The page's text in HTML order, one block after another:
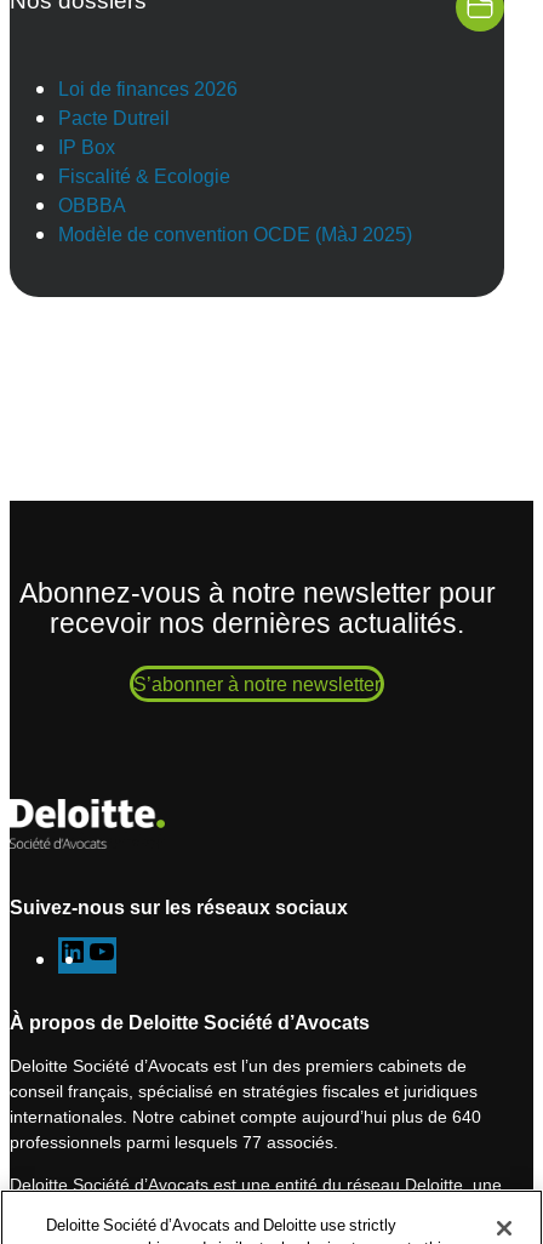
Loi de finances 2026
Pacte Dutreil
IP Box
Fiscalité & Ecologie
OBBBA
Modèle de convention OCDE (MàJ 2025)
Abonnez-vous à notre newsletter pour
recevoir nos dernières actualités.
S’abonner à notre newsletter
Suivez-nous sur les réseaux sociaux
L
i
k
e
d
I
n
o
T
u
b
e
À propos de Deloitte Société d’Avocats
Deloitte Société d’Avocats est l’un des premiers cabinets de
conseil français, spécialisé en stratégies fiscales et juridiques
internationales. Notre cabinet compte aujourd’hui plus de 640
professionnels parmi lesquels 77 associés.
Deloitte Société d’Avocats est une entité du réseau Deloitte, une
professionnels et à ce titre, travaille avec les 50 000 fiscalistes
Deloitte Société d’Avocats and Deloitte use strictly